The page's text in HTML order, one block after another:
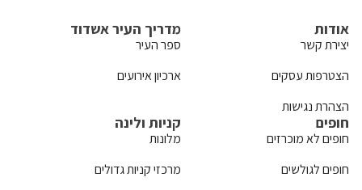
אודות
יצירת קשר
הצטרפות עסקים
הצהרת נגישות
מדריך העיר אשדוד
ספר העיר
ארכיון אירועים
חופים
חופים לא מוכרזים
חופים לגולשים
קניות ולינה
מלונות
מרכזי קניות גדולים